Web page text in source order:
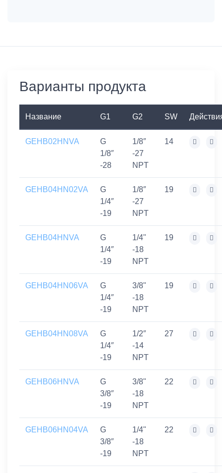
Варианты продукта
Название G1 G2 SW
GEHB02HNVA
G
1/8″
-28
1/8″
-27
NPT
14
GEHB04HN02VA
G
1/4″
-19
1/8″
-27
NPT
19
GEHB04HNVA
G
1/4″
-19
1/4"
-18
NPT
19
GEHB04HN06VA
G
1/4″
-19
3/8"
-18
NPT
19
GEHB04HN08VA
G
1/4″
-19
1/2″
-14
NPT
27
GEHB06HNVA
G
3/8″
-19
3/8"
-18
NPT
22
GEHB06HN04VA
G
3/8″
-19
1/4"
-18
NPT
22